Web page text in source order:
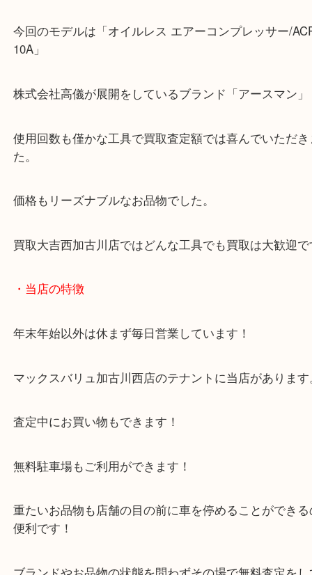
10A」
株式会社高儀が展開をしているブランド「アースマ
使用回数も僅かな工具で買取査定額では喜んでいた
価格もリーズナブルなお品物でした。